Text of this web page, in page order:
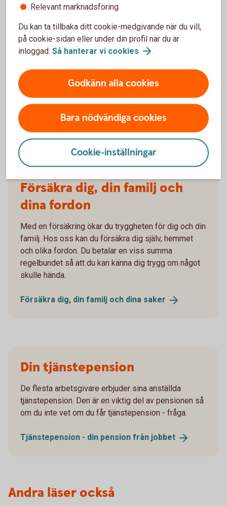
barnförsäkring görs en hälsodeklaration då
underlag. Ju äldre barnet är desto större är det
medicinska underlaget, vilket skulle kunna innebära en
större risk att försäkringen nekas.
Ett barn omfattas av försäkring via skolan, men den
gäller oftast enbart olycksfall.
Sakförsäkring
En skadeförsäkring för specifika saker i hemmet eller
för ett fordon.
Försäkra dig, din familj och
dina fordon
Med en försäkring ökar du tryggheten för dig och din
familj. Hos oss kan du försäkra dig själv, hemmet
och olika fordon. Du betalar en viss summa
regelbundet så att du kan känna dig trygg om något
skulle hända.
Försäkra dig, din familj och dina saker
Din tjänstepension
De flesta arbetsgivare erbjuder sina anställda
tjänstepension. Den är en viktig del av pensionen så
om du inte vet om du får tjänstepension - fråga.
Tjänstepension - din pension från jobbet
Andra läser också
Relevant marknadsföring
Du kan ta tillbaka ditt cookie-medgivande när du vill,
på cookie-sidan eller under din profil när du är
inloggad. Så hanterar vi cookies .
Godkänn alla cookies
Bara nödvändiga cookies
Cookie-inställningar